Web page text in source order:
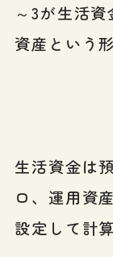
～3が生活
資産という
生活資金は
ロ、運用資
設定して計